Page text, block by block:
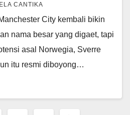
CANTIKA
City kembali bikin
nama besar yang digaet, tapi
asal Norwegia, Sverre
itu resmi diboyong…